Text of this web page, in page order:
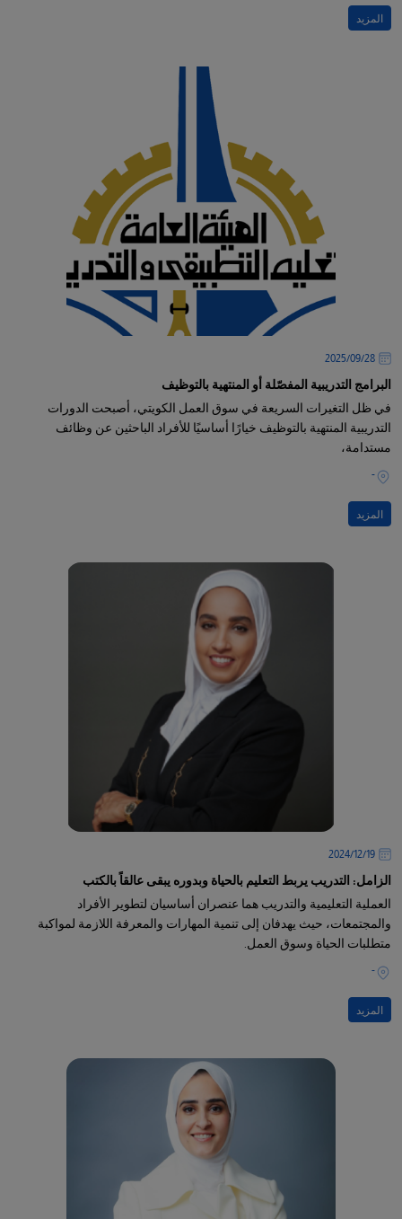
المزيد
28‏/09‏/2025
البرامج التدريبية المفصّلة أو المنتهية بالتوظيف
في ظل التغيرات السريعة في سوق العمل الكويتي، أصبحت الدورات
التدريبية المنتهية بالتوظيف خيارًا أساسيًا للأفراد الباحثين عن وظائف
مستدامة،
-
المزيد
19‏/12‏/2024
الزامل: التدريب يربط التعليم بالحياة وبدوره يبقى عالقاً بالكتب
العملية التعليمية والتدريب هما عنصران أساسيان لتطوير الأفراد
والمجتمعات، حيث يهدفان إلى تنمية المهارات والمعرفة اللازمة لمواكبة
متطلبات الحياة وسوق العمل.
-
المزيد